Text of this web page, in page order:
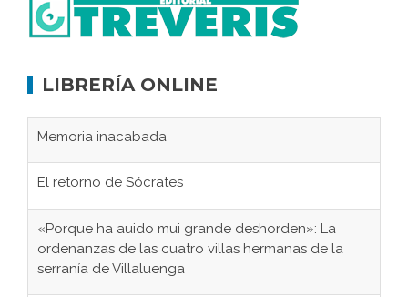
LIBRERÍA ONLINE
ordenanzas de las cuatro villas hermanas de la
serranía de Villaluenga